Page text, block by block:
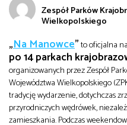
od
do
Zespół Parków
Wielkopolskiego
„Na Manowce”to oficjalna
po 14 parkach
organizowanych przez Zespół
Województwa Wielkopolskiego
tradycję wydarzenie, dotychczas
przyrodniczych wędrówek,
zamieszkania. Podczas